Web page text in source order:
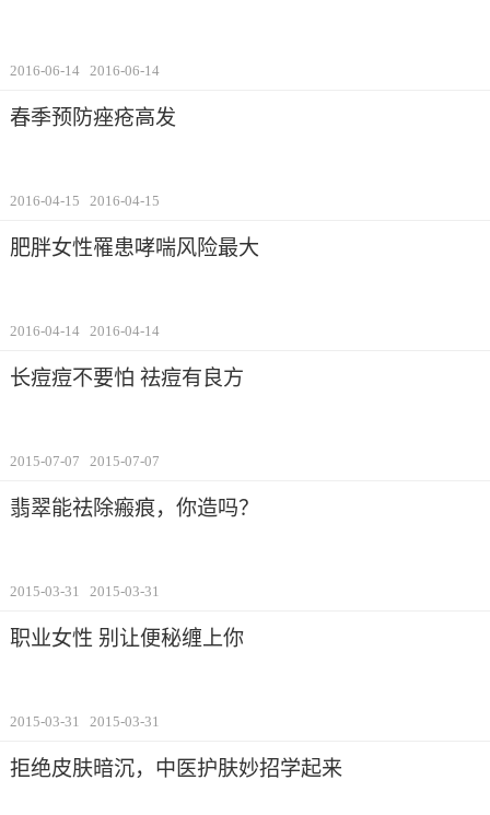
2016-06-14 2016-06-14
春季预防痤疮高发
2016-04-15 2016-04-15
肥胖女性罹患哮喘风险最大
2016-04-14 2016-04-14
长痘痘不要怕 祛痘有良方
2015-07-07 2015-07-07
翡翠能祛除瘢痕，你造吗？
2015-03-31 2015-03-31
职业女性 别让便秘缠上你
2015-03-31 2015-03-31
拒绝皮肤暗沉，中医护肤妙招学起来